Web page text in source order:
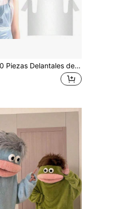
10/20/50/80 Piezas Delantales desechables para niños, batas de pintura, delantales para manualidades y cocina de niños, delantales de arte para niños, adecuados para edades de 4 a 10 años, ideales para actividades escolares, fiestas de cumpleaños y proyectos de arte